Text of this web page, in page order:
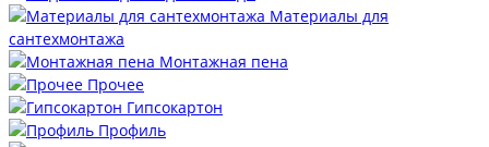
Материалы для
сантехмонтажа
Монтажная пена
Прочее
Гипсокартон
Профиль